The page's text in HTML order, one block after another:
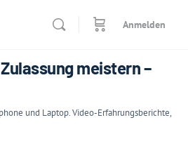
Anmelden
meistern –
und Laptop. Video-Erfahrungsberichte,